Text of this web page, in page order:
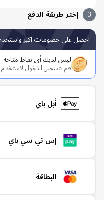
إختر طريقة الدفع
على خصومات اكبر واستخدم النقاط
ليس لديك أي نقاط متاحة
قم بتسجيل الدخول لاستخدام نقاط
أبل باي
إس تي سي باي
البطاقة